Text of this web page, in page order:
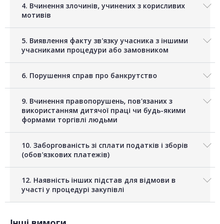
4. Вчинення злочинів, учинених з корисливих
мотивів
5. Виявлення факту зв'язку учасника з іншими
учасниками процедури або замовником
6. Порушення справ про банкрутство
9. Вчинення правопорушень, пов'язаних з
використанням дитячої праці чи будь-якими
формами торгівлі людьми
10. Заборгованість зі сплати податків і зборів
(обов'язкових платежів)
12. Наявність інших підстав для відмови в
участі у процедурі закупівлі